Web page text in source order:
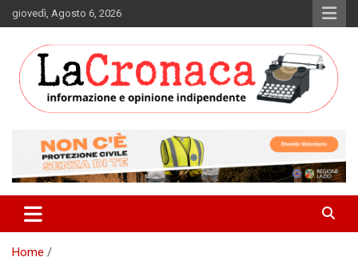
Skip
to
giovedì, Agosto 6, 2026
La Cronaca Quotidiano
Home